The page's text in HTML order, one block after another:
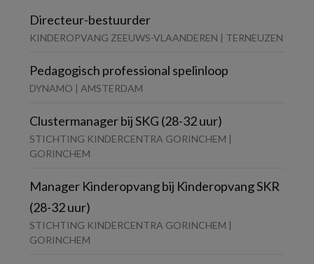
Directeur-bestuurder
KINDEROPVANG ZEEUWS-VLAANDEREN | TERNEUZEN
Pedagogisch professional spelinloop
DYNAMO | AMSTERDAM
Clustermanager bij SKG (28-32 uur)
STICHTING KINDERCENTRA GORINCHEM |
GORINCHEM
Manager Kinderopvang bij Kinderopvang SKR
(28-32 uur)
STICHTING KINDERCENTRA GORINCHEM |
GORINCHEM